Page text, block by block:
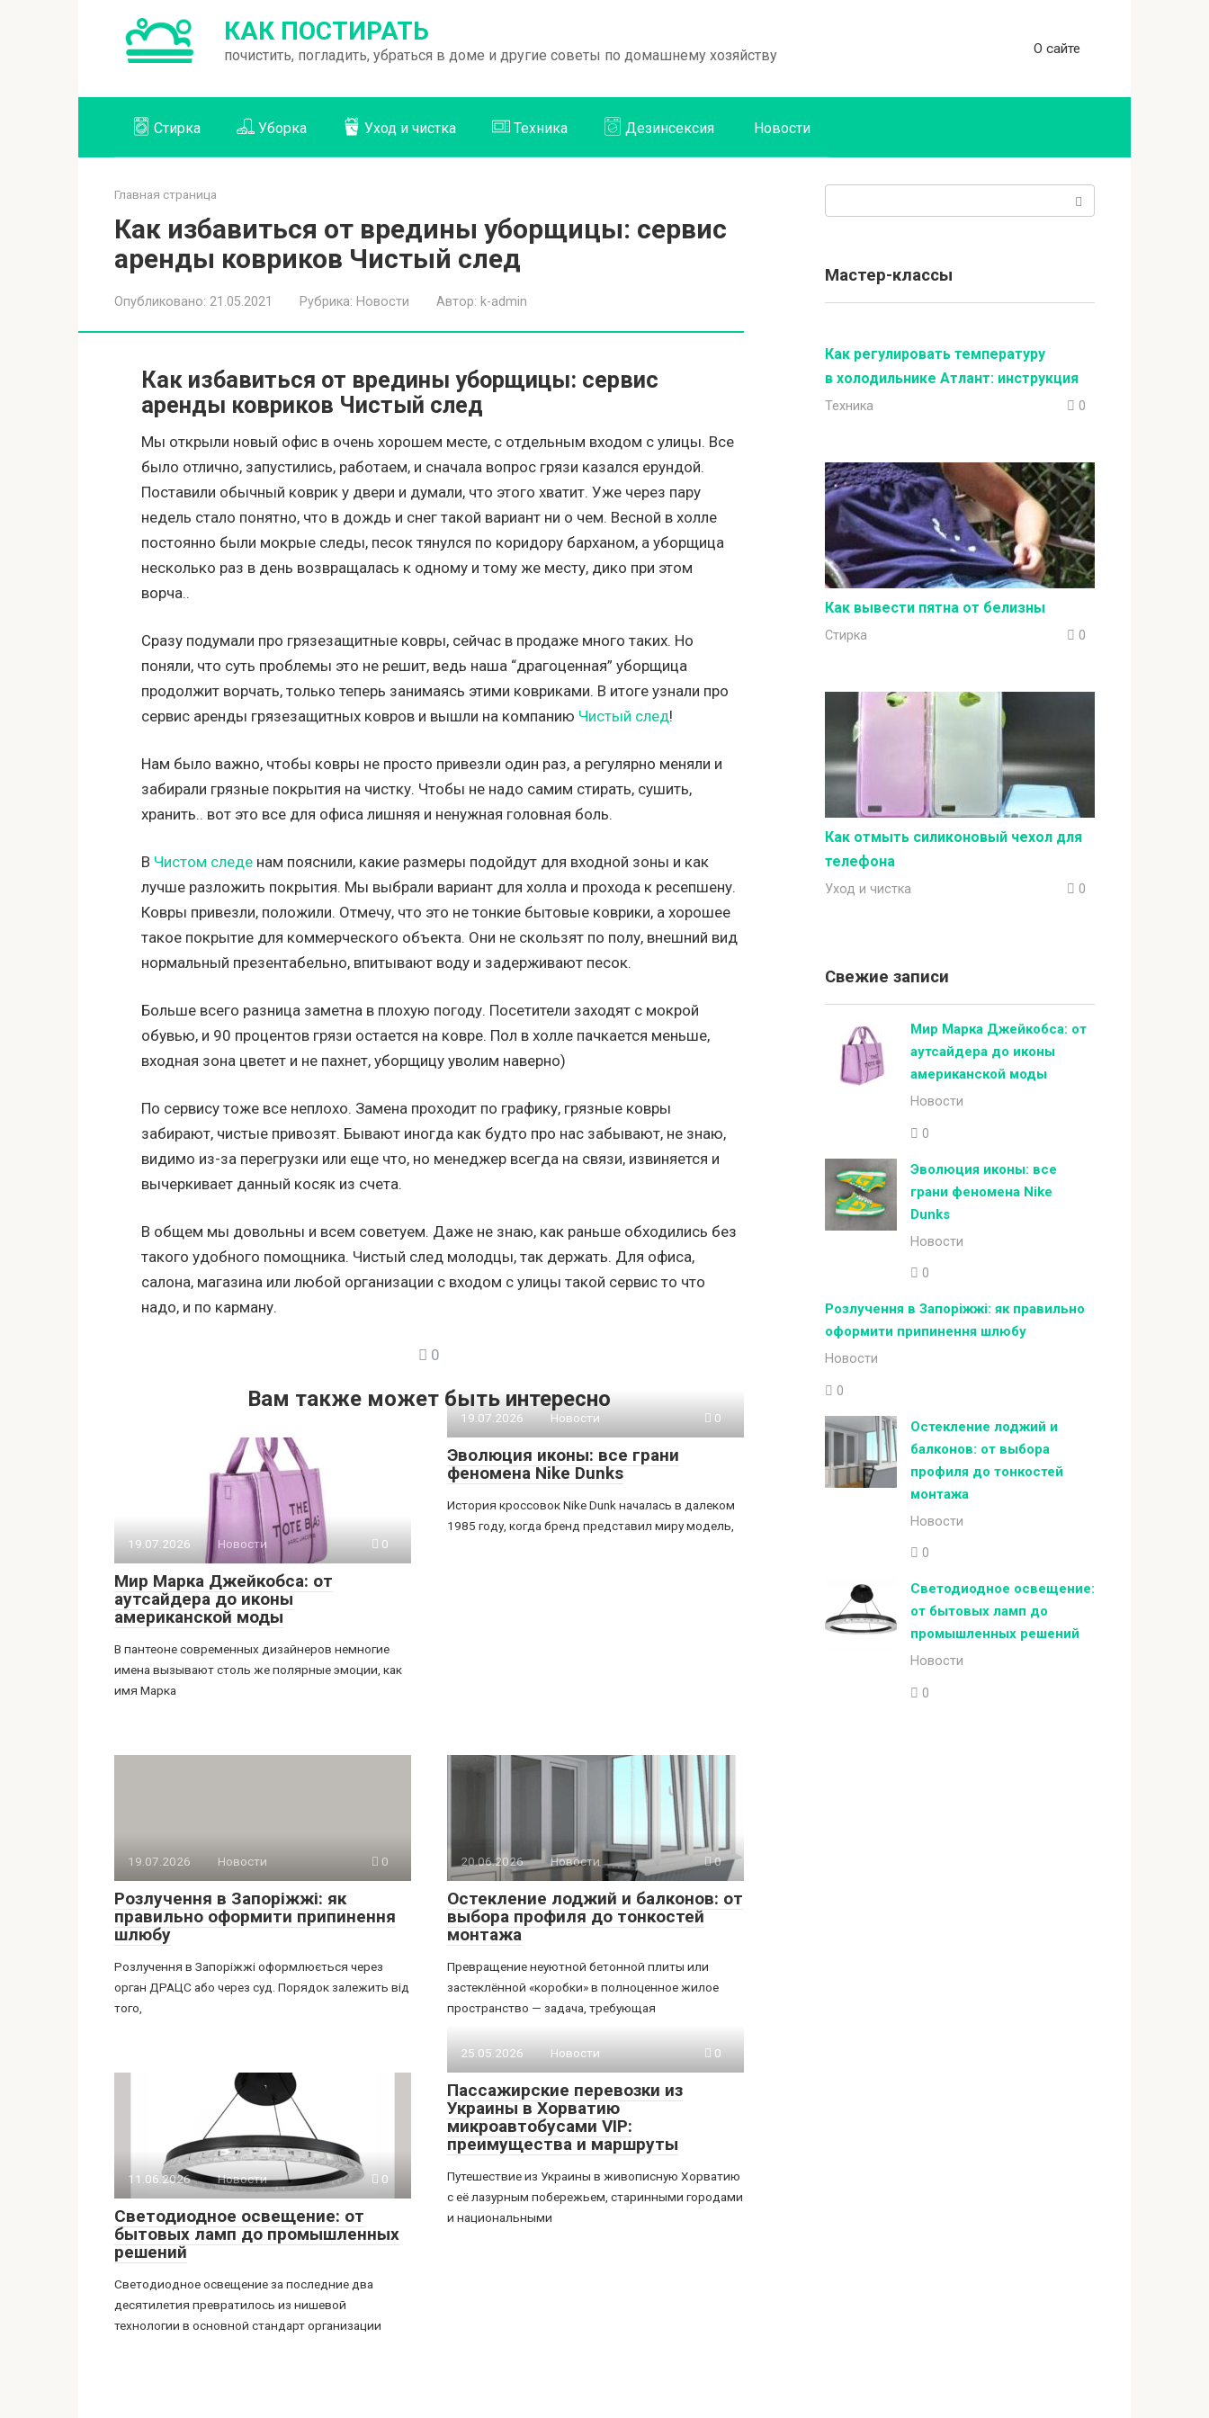
КАК ПОСТИРАТЬ
почистить, погладить, убраться в доме и другие советы по домашнему хозяйству О сайте
Стирка Уборка Уход и чистка Техника Дезинсексия Новости
Главная страница
Как избавиться от вредины уборщицы: сервис
аренды ковриков Чистый след
Опубликовано: 21.05.2021 Рубрика: Новости Автор: k-admin
Как избавиться от вредины уборщицы: сервис
аренды ковриков Чистый след
Мы открыли новый офис в очень хорошем месте, с отдельным входом с улицы. Все
было отлично, запустились, работаем, и сначала вопрос грязи казался ерундой.
Поставили обычный коврик у двери и думали, что этого хватит. Уже через пару
недель стало понятно, что в дождь и снег такой вариант ни о чем. Весной в холле
постоянно были мокрые следы, песок тянулся по коридору барханом, а уборщица
несколько раз в день возвращалась к одному и тому же месту, дико при этом
ворча..
Сразу подумали про грязезащитные ковры, сейчас в продаже много таких. Но
поняли, что суть проблемы это не решит, ведь наша “драгоценная” уборщица
продолжит ворчать, только теперь занимаясь этими ковриками. В итоге узнали про
сервис аренды грязезащитных ковров и вышли на компанию Чистый след!
Нам было важно, чтобы ковры не просто привезли один раз, а регулярно меняли и
забирали грязные покрытия на чистку. Чтобы не надо самим стирать, сушить,
хранить.. вот это все для офиса лишняя и ненужная головная боль.
В Чистом следе нам пояснили, какие размеры подойдут для входной зоны и как
лучше разложить покрытия. Мы выбрали вариант для холла и прохода к ресепшену.
Ковры привезли, положили. Отмечу, что это не тонкие бытовые коврики, а хорошее
такое покрытие для коммерческого объекта. Они не скользят по полу, внешний вид
нормальный презентабельно, впитывают воду и задерживают песок.
Больше всего разница заметна в плохую погоду. Посетители заходят с мокрой
обувью, и 90 процентов грязи остается на ковре. Пол в холле пачкается меньше,
входная зона цветет и не пахнет, уборщицу уволим наверно)
По сервису тоже все неплохо. Замена проходит по графику, грязные ковры
забирают, чистые привозят. Бывают иногда как будто про нас забывают, не знаю,
видимо из-за перегрузки или еще что, но менеджер всегда на связи, извиняется и
вычеркивает данный косяк из счета.
В общем мы довольны и всем советуем. Даже не знаю, как раньше обходились без
такого удобного помощника. Чистый след молодцы, так держать. Для офиса,
салона, магазина или любой организации с входом с улицы такой сервис то что
надо, и по карману.
0
Вам также может быть интересно
19.07.2026 Новости 0
Мир Марка Джейкобса: от
аутсайдера до иконы
американской моды
В пантеоне современных дизайнеров немногие
имена вызывают столь же полярные эмоции, как
имя Марка
19.07.2026 Новости 0
Эволюция иконы: все грани
феномена Nike Dunks
История кроссовок Nike Dunk началась в далеком
1985 году, когда бренд представил миру модель,
19.07.2026 Новости 0
Розлучення в Запоріжжі: як
правильно оформити припинення
шлюбу
Розлучення в Запоріжжі оформлюється через
орган ДРАЦС або через суд. Порядок залежить від
того,
20.06.2026 Новости 0
Остекление лоджий и балконов: от
выбора профиля до тонкостей
монтажа
Превращение неуютной бетонной плиты или
застеклённой «коробки» в полноценное жилое
пространство — задача, требующая
11.06.2026 Новости 0
Светодиодное освещение: от
бытовых ламп до промышленных
решений
Светодиодное освещение за последние два
десятилетия превратилось из нишевой
технологии в основной стандарт организации
25.05.2026 Новости 0
Пассажирские перевозки из
Украины в Хорватию
микроавтобусами VIP:
преимущества и маршруты
Путешествие из Украины в живописную Хорватию
с её лазурным побережьем, старинными городами
и национальными
Мастер-классы
Как регулировать температуру
в холодильнике Атлант: инструкция
Техника 0
Как вывести пятна от белизны
Стирка 0
Как отмыть силиконовый чехол для
телефона
Уход и чистка 0
Свежие записи
Мир Марка Джейкобса: от
аутсайдера до иконы
американской моды
Новости
0
Эволюция иконы: все
грани феномена Nike
Dunks
Новости
0
Розлучення в Запоріжжі: як правильно
оформити припинення шлюбу
Новости
0
Остекление лоджий и
балконов: от выбора
профиля до тонкостей
монтажа
Новости
0
Светодиодное освещение:
от бытовых ламп до
промышленных решений
Новости
0